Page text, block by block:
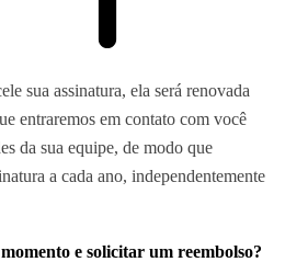
sua assinatura, ela será renovada
entraremos em contato com você
da sua equipe, de modo que
a cada ano, independentemente
e solicitar um reembolso?